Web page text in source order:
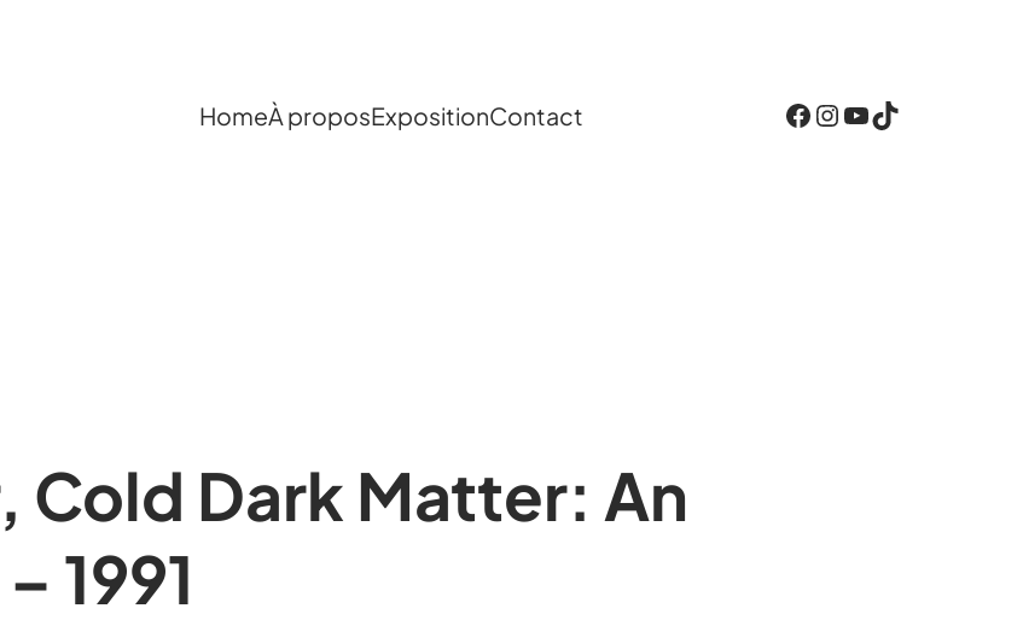
HomeÀ proposExpositionContact Facebook InstagramYouTube TikTok
Cold Dark Matter: An
1991